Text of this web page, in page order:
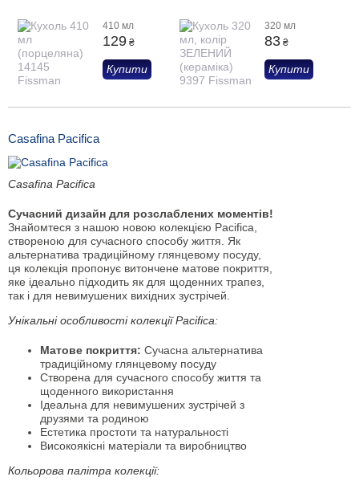
410 мл
129 ₴
Купити
320 мл
83 ₴
Купити
Casafina Pacifica
Casafina Pacifica
Сучасний дизайн для розслаблених моментів!
Знайомтеся з нашою новою колекцією Pacifica,
створеною для сучасного способу життя. Як
альтернатива традиційному глянцевому посуду,
ця колекція пропонує витончене матове покриття,
яке ідеально підходить як для щоденних трапез,
так і для невимушених вихідних зустрічей.
Унікальні особливості колекції Pacifica:
Матове покриття: Сучасна альтернатива
традиційному глянцевому посуду
Створена для сучасного способу життя та
щоденного використання
Ідеальна для невимушених зустрічей з
друзями та родиною
Естетика простоти та натуральності
Високоякісні матеріали та виробництво
Кольорова палітра колекції: